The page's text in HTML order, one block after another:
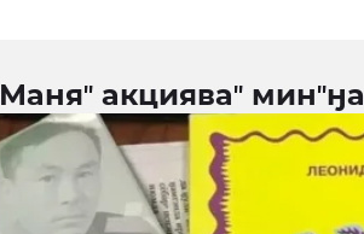
Маняʼʼ акцияваʼʼ минʼʼӈа